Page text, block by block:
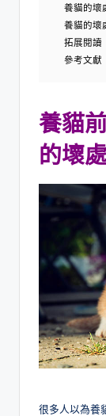
養貓的壞
養貓的壞
拓展閱讀
參考文獻
養貓
的壞
很多人以為養